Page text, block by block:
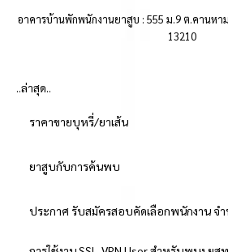
อาคารบ้านพักพนักงานยาสูบ : 555 ม.9 ต.คานหา
13210
..ล่าสุด..
ราคาขายบุหรี่/ยาเส้น
ยาสูบกับการค้นพบ
ประกาศ รับสมัครสอบคัดเลือกพนักงาน จำ